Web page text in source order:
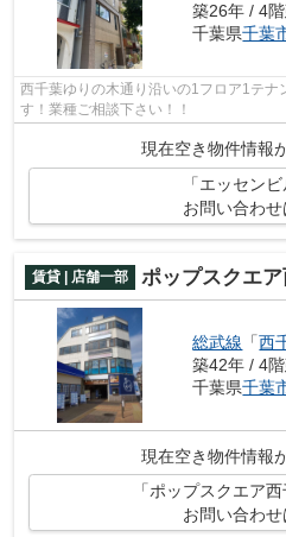
築26年 / 4
千葉県千葉
西千葉ゆりの木通り沿いの1フロア1テ
す！業種ご相談下さい！！
現在空き物件情報
「エッセン
お問い合わせ
賃貸 | 店舗一部 ポップスクエ
総武線 「西
築42年 / 4
千葉県千葉
現在空き物件情報
「ポップスクエア
お問い合わせ